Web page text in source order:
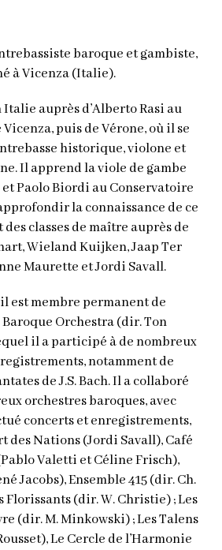
baroque et gambiste,
à Vicenza (Italie).
Italie auprès d’Alberto Rasi au
puis de Vérone, où il se
historique, violone et
Il apprend la viole de gambe
Paolo Biordi au Conservatoire
la connaissance de ce
classes de maître auprès de
Wieland Kuijken, Jaap Ter
Maurette et Jordi Savall.
est membre permanent de
Baroque Orchestra (dir. Ton
il a participé à de nombreux
notamment de
de J.S. Bach. Il a collaboré
orchestres baroques, avec
concerts et enregistrements,
des Nations (Jordi Savall), Café
Valetti et Céline Frisch),
Jacobs), Ensemble 415 (dir. Ch.
Florissants (dir. W. Christie) ; Les
(dir. M. Minkowski) ; Les Talens
Le Cercle de l’Harmonie